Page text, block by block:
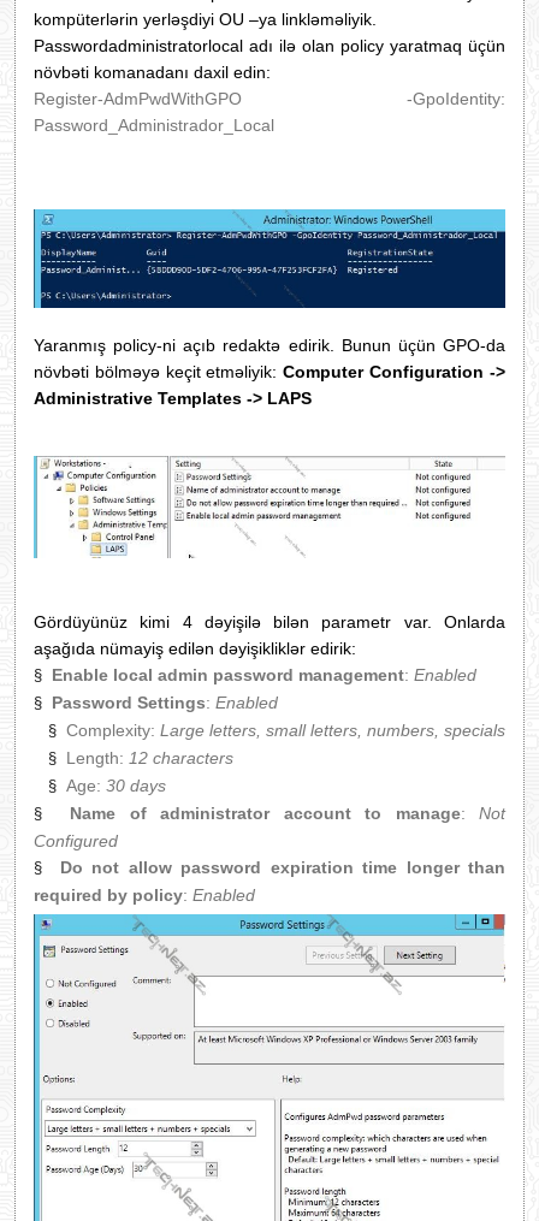
kompüterlərin yerləşdiyi OU –ya linkləməliyik.
Passwordadministratorlocal adı ilə olan policy yaratmaq üçün
növbəti komanadanı daxil edin:
Register-AdmPwdWithGPO -GpoIdentity:
Password_Administrador_Local
Yaranmış policy-ni açıb redaktə edirik. Bunun üçün GPO-da
növbəti bölməyə keçit etməliyik:Computer Configuration ->
Administrative Templates -> LAPS
Gördüyünüz kimi 4 dəyişilə bilən parametr var. Onlarda
aşağıda nümayiş edilən dəyişikliklər edirik:
§ Enable local admin password management: Enabled
§ Password Settings: Enabled
§ Complexity: Large letters, small letters, numbers, specials
§ Length: 12 characters
§ Age: 30 days
§ Name of administrator account to manage: Not
Configured
§ Do not allow password expiration time longer than
required by policy: Enabled